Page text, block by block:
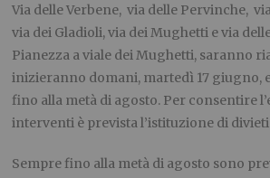
Via delle Verbene, via delle Pervinche,
via dei Gladioli, via dei Mughetti e via
Pianezza a viale dei Mughetti, saranno
inizieranno domani, martedì 17 giugno,
fino alla metà di agosto. Per consentire
interventi è prevista l’istituzione di divieti
Sempre fino alla metà di agosto sono